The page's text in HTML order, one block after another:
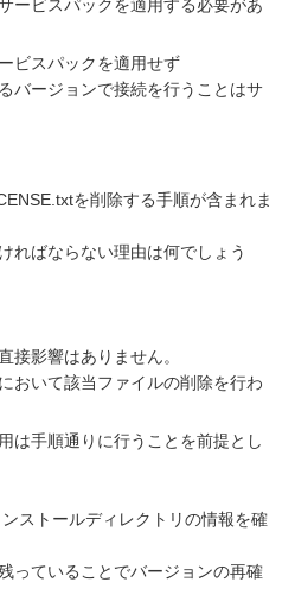
ービスパックを適用する必要があ
ビスパックを適用せず
バージョンで接続を行うことはサ
を削除する手順が含まれま
ればならない理由は何でしょう
接影響はありません。
おいて該当ファイルの削除を行わ
は手順通りに行うことを前提とし
ストールディレクトリの情報を確
っていることでバージョンの再確